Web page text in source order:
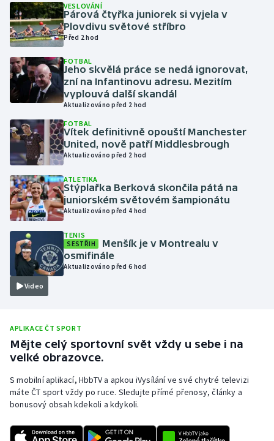
Házená
Jezdectví
Judo
Krasobruslení
Lezení
Lyže a snowboard
Moderní pětiboj
Motorsport
Olympijské hry
Parasport
Plážový volejbal
Rychlobruslení
Rychlostní kanoistika
VESLOVÁNÍ
Párová čtyřka juniorek si vyjela v
Plovdivu světové stříbro
Před 2 hod
FOTBAL
Jeho skvělá práce se nedá ignorovat,
zní na Infantinovu adresu. Mezitím
vyplouvá další skandál
Aktualizováno před 2 hod
FOTBAL
Vítek definitivně opouští Manchester
United, nově patří Middlesbrough
Aktualizováno před 2 hod
ATLETIKA
Stýplařka Berková skončila pátá na
juniorském světovém šampionátu
Aktualizováno před 4 hod
Video
TENIS
SESTŘIH
Menšík je v Montrealu v
osmifinále
Aktualizováno před 6 hod
APLIKACE ČT SPORT
Mějte celý sportovní svět vždy u sebe i na
velké obrazovce.
S mobilní aplikací, HbbTV a apkou iVysílání ve své chytré televizi
máte ČT sport vždy po ruce. Sledujte přímé přenosy, články a
bonusový obsah kdekoli a kdykoli.